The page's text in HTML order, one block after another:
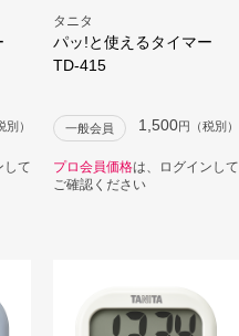
別）
して
タニタ
パッ!と使えるタイマー
TD-415
一般会員 1,500円（税別）
プロ会員価格は、ログインして
ご確認ください